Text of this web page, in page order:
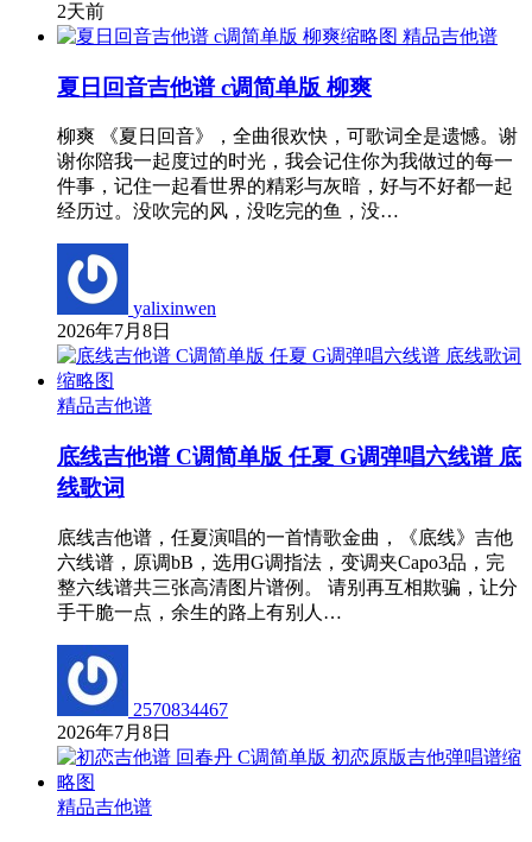
2天前
精品吉他谱
夏日回音吉他谱 c调简单版 柳爽
柳爽 《夏日回音》，全曲很欢快，可歌词全是遗憾。谢
谢你陪我一起度过的时光，我会记住你为我做过的每一
件事，记住一起看世界的精彩与灰暗，好与不好都一起
经历过。没吹完的风，没吃完的鱼，没…
yalixinwen
2026年7月8日
精品吉他谱
底线吉他谱 C调简单版 任夏 G调弹唱六线谱 底
线歌词
底线吉他谱，任夏演唱的一首情歌金曲，《底线》吉他
六线谱，原调bB，选用G调指法，变调夹Capo3品，完
整六线谱共三张高清图片谱例。 请别再互相欺骗，让分
手干脆一点，余生的路上有别人…
2570834467
2026年7月8日
精品吉他谱